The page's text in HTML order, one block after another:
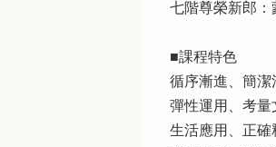
七階尊榮新郎：
■課程特色
循序漸進、簡潔
彈性運用、考量
生活應用、正確